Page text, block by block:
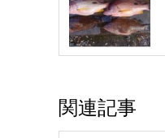
関連記事